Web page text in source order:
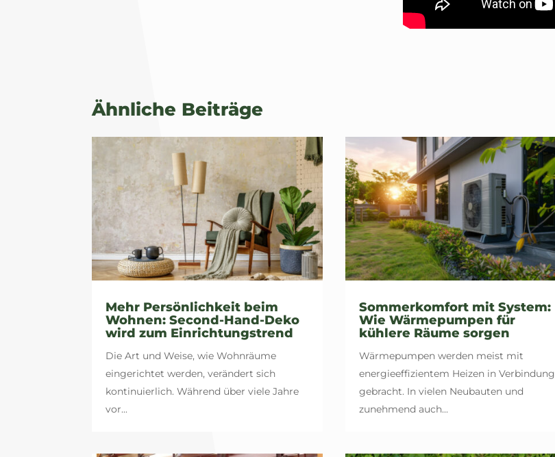
Ähnliche Beiträge
Mehr Persönlichkeit beim
Wohnen: Second-Hand-Deko
wird zum Einrichtungstrend
Die Art und Weise, wie Wohnräume
eingerichtet werden, verändert sich
kontinuierlich. Während über viele Jahre
vor...
Sommerkomfort mit System:
Wie Wärmepumpen für
kühlere Räume sorgen
Wärmepumpen werden meist mit
energieeffizientem Heizen in Verbindung
gebracht. In vielen Neubauten und
zunehmend auch...